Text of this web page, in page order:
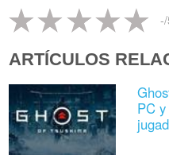
-
ARTÍCULOS
PC